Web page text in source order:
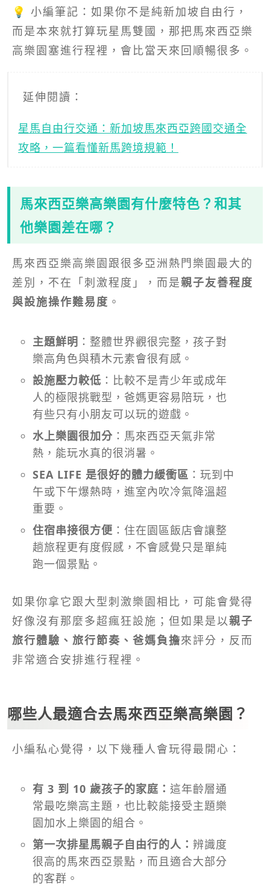
💡 小編筆記：如果你不是純新加坡自由行，
而是本來就打算玩星馬雙國，那把馬來西亞樂
高樂園塞進行程裡，會比當天來回順暢很多。
延伸閱讀：
星馬自由行交通：新加坡馬來西亞跨國交通全
攻略，一篇看懂新馬跨境規範！
馬來西亞樂高樂園有什麼特色？和其
他樂園差在哪？
馬來西亞樂高樂園跟很多亞洲熱門樂園最大的
差別，不在「刺激程度」，而是親子友善程度
與設施操作難易度 。
主題鮮明 ：整體世界觀很完整，孩子對
樂高角色與積木元素會很有感。
設施壓力較低 ：比較不是青少年或成年
人的極限挑戰型，爸媽更容易陪玩，也
有些只有小朋友可以玩的遊戲。
水上樂園很加分 ：馬來西亞天氣非常
熱，能玩水真的很消暑。
SEA LIFE 是很好的體力緩衝區 ：玩到中
午或下午爆熱時，進室內吹冷氣降溫超
重要。
住宿串接很方便 ：住在園區飯店會讓整
趟旅程更有度假感，不會感覺只是單純
跑一個景點。
如果你拿它跟大型刺激樂園相比，可能會覺得
好像沒有那麼多超瘋狂設施；但如果是以親子
旅行體驗、旅行節奏、爸媽負擔來評分，反而
非常適合安排進行程裡。
哪些人最適合去馬來西亞樂高樂園？
小編私心覺得，以下幾種人會玩得最開心：
有 3 到 10 歲孩子的家庭： 這年齡層通
常最吃樂高主題，也比較能接受主題樂
園加水上樂園的組合。
第一次排星馬親子自由行的人： 辨識度
很高的馬來西亞景點，而且適合大部分
的客群。